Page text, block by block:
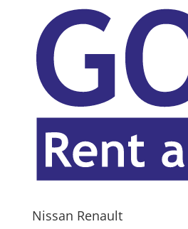
Nissan Renault